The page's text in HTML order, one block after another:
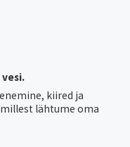
kiired ja
lähtume oma